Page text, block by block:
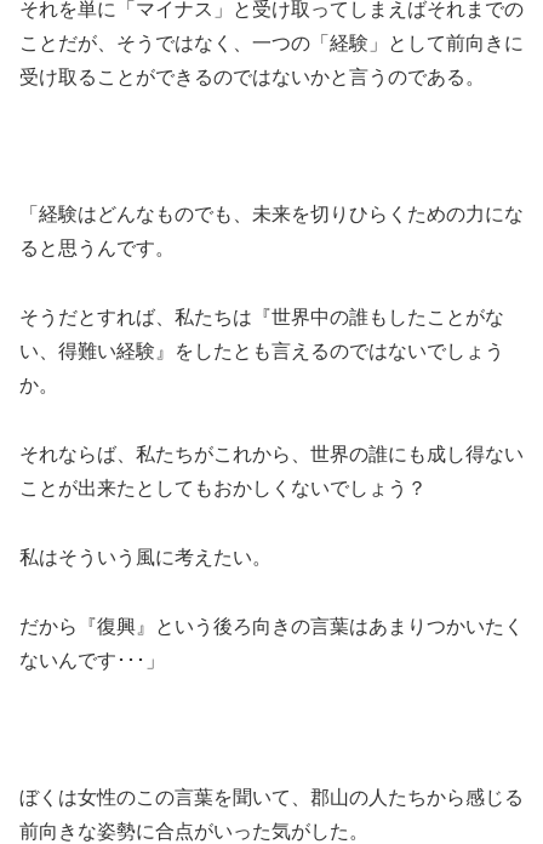
それを単に「マイナス」と受け取ってしまえばそれまでの
ことだが、そうではなく、一つの「経験」として前向きに
受け取ることができるのではないかと言うのである。
「経験はどんなものでも、未来を切りひらくための力にな
ると思うんです。
そうだとすれば、私たちは『世界中の誰もしたことがな
い、得難い経験』をしたとも言えるのではないでしょう
か。
それならば、私たちがこれから、世界の誰にも成し得ない
ことが出来たとしてもおかしくないでしょう？
私はそういう風に考えたい。
だから『復興』という後ろ向きの言葉はあまりつかいたく
ないんです･･･」
ぼくは女性のこの言葉を聞いて、郡山の人たちから感じる
前向きな姿勢に合点がいった気がした。